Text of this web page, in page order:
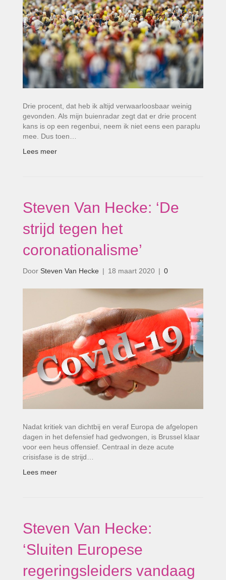
Drie procent, dat heb ik altijd verwaarloosbaar weinig
gevonden. Als mijn buienradar zegt dat er drie procent
kans is op een regenbui, neem ik niet eens een paraplu
mee. Dus toen…
Lees meer
Steven Van Hecke: ‘De
strijd tegen het
coronationalisme’
Door Steven Van Hecke | 18 maart 2020 | 0
Nadat kritiek van dichtbij en veraf Europa de afgelopen
dagen in het defensief had gedwongen, is Brussel klaar
voor een heus offensief. Centraal in deze acute
crisisfase is de strijd…
Lees meer
Steven Van Hecke:
‘Sluiten Europese
regeringsleiders vandaag